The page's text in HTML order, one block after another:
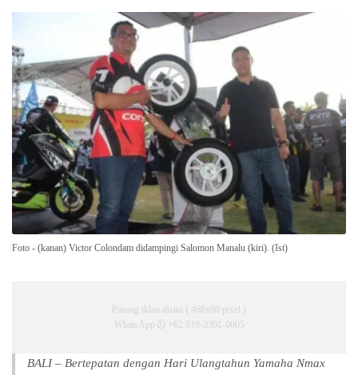
Foto - (kanan) Victor Colondam didampingi Salomon Manalu (kiri). (Ist)
Pasang iklan disini ( 468x60 pixel )
WhatsApp
+62 819-3301-0005
BALI – Bertepatan dengan Hari Ulangtahun Yamaha Nmax